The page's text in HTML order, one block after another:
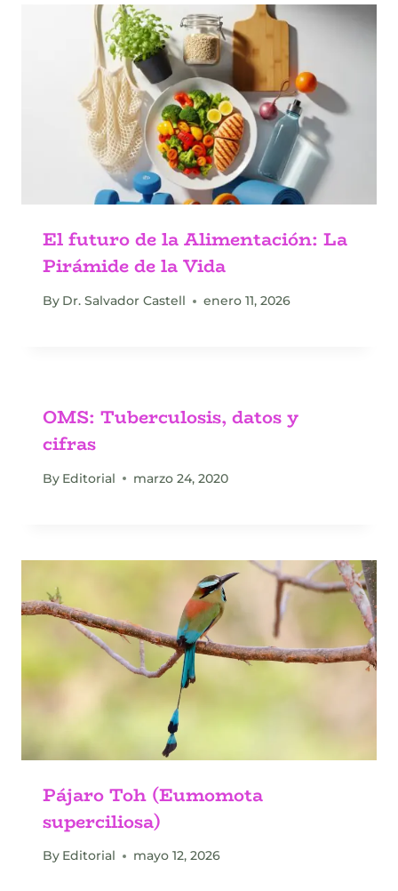
El futuro de la Alimentación: La
Pirámide de la Vida
By Dr. Salvador Castell enero 11, 2026
OMS: Tuberculosis, datos y
cifras
By Editorial marzo 24, 2020
Pájaro Toh (Eumomota
superciliosa)
By Editorial mayo 12, 2026